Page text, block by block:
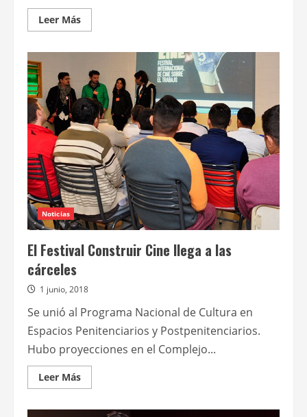
Leer MásLeer
más
rodaje
de
Al
acecho,
con
Rodrigo
de
la
Serna
Noticias
El Festival Construir Cine llega a las
cárceles
1 junio, 2018
Se unió al Programa Nacional de Cultura en
Espacios Penitenciarios y Postpenitenciarios.
Hubo proyecciones en el Complejo...
Leer MásLeer
más